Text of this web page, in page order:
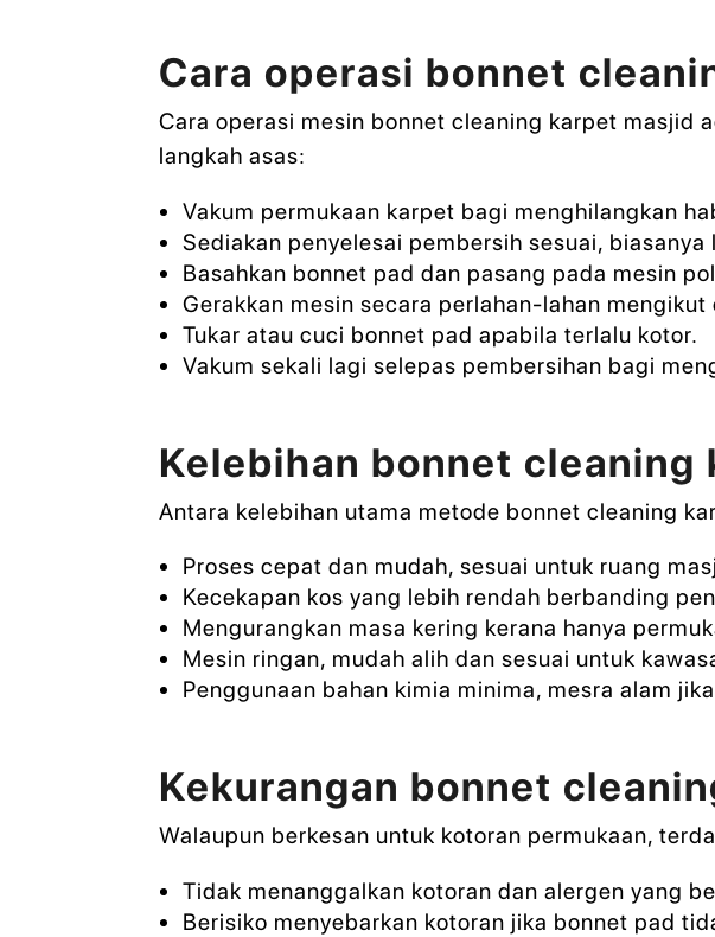
Cara operasi bonnet
Cara operasi mesin bonnet cleaning karpet masjid
langkah asas:
Vakum permukaan karpet bagi menghilangkan
Sediakan penyelesai pembersih sesuai,
Basahkan bonnet pad dan pasang pada mesin
Gerakkan mesin secara perlahan-lahan
Tukar atau cuci bonnet pad apabila terlalu kotor.
Vakum sekali lagi selepas pembersihan bagi
Kelebihan bonnet cleaning
Antara kelebihan utama metode bonnet cleaning
Proses cepat dan mudah, sesuai untuk ruang
Kecekapan kos yang lebih rendah berbanding
Mengurangkan masa kering kerana hanya
Mesin ringan, mudah alih dan sesuai untuk
Penggunaan bahan kimia minima, mesra alam
Kekurangan bonnet
Walaupun berkesan untuk kotoran permukaan,
Tidak menanggalkan kotoran dan alergen yang
Berisiko menyebarkan kotoran jika bonnet pad